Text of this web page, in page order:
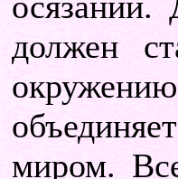
должен
миром.